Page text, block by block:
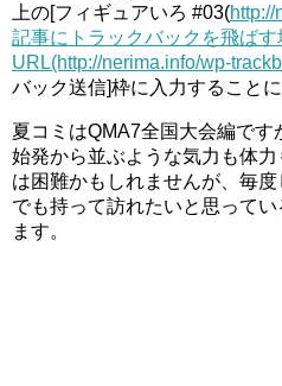
上の[フィギュアいろ #03(http://
記事にトラックバックを飛ば
URL(http://nerima.info/wp-
バック送信]枠に入力することに
夏コミはQMA7全国大会編です
始発から並ぶような気力も体
は困難かもしれませんが、毎
でも持って訪れたいと思って
ます。